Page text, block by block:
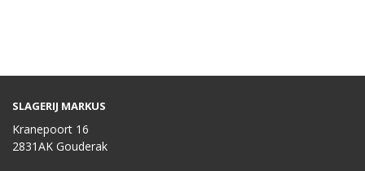
SLAGERIJ MARKUS
Kranepoort 16
2831AK Gouderak